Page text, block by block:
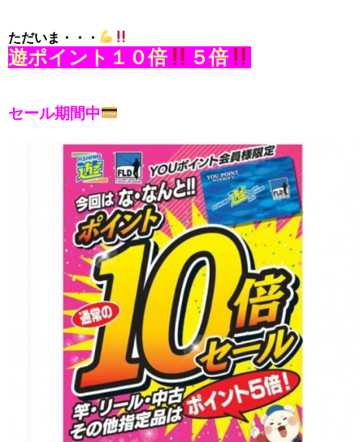
ただいま・・・
遊ポイント１０倍 ５倍
セール期間中